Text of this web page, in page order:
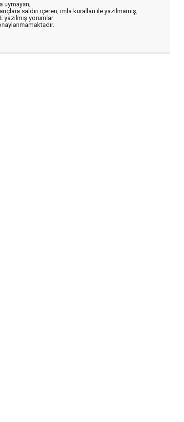
uymayan;
saldırı içeren, imla kuralları ile yazılmamış,
yazılmış yorumlar